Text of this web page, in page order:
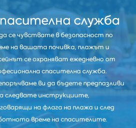
служба
се чувствате в безопасност по
на вашата почивка, плажът и
се охраняват ежедневно от
спасителна служба.
ви да бъдете предпазливи
следвате инструкциите,
на флага на плажа и след
време на спасителите.